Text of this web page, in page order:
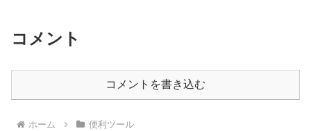
コメント
コメントを書き込む
ホーム 便利ツール